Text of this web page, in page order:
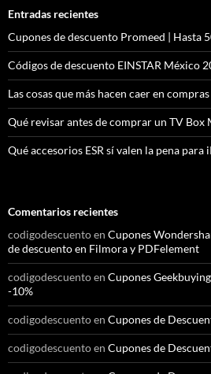
Entradas recientes
Cupones de descuento Promeed | Hasta
Códigos de descuento EINSTAR México
Las cosas que más hacen caer en
Qué revisar antes de comprar un TV Box
Qué accesorios ESR sí valen la pena
Comentarios recientes
codigodescuentoen Cupones
de descuento en Filmora y PDFelement
codigodescuentoen Cupones
-10%
codigodescuentoen Cupones de
codigodescuentoen Cupones de